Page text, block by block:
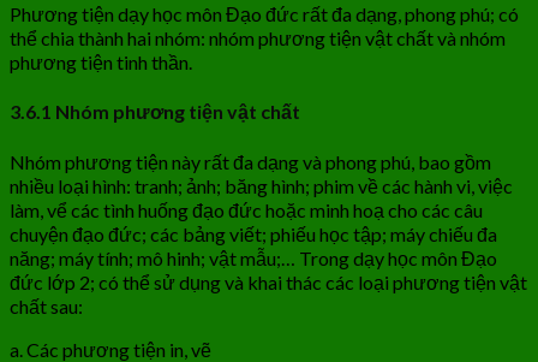
Phương tiện dạy học môn Đạo đức rất đa dạng, phong phú; có
thể chia thành hai nhóm: nhóm phương tiện vật chất và nhóm
phương tiện tinh thần.
3.6.1 Nhóm phương tiện vật chất
Nhóm phương tiện này rất đa dạng và phong phú, bao gồm
nhiều loại hình: tranh; ảnh; băng hình; phim về các hành vi, việc
làm, vể các tình huống đạo đức hoặc minh hoạ cho các câu
chuyện đạo đức; các bảng viết; phiếu học tập; máy chiếu đa
năng; máy tính; mô hinh; vật mẫu;… Trong dạy học môn Đạo
đức lớp 2; có thể sử dụng và khai thác các loại phương tiện vật
chất sau:
a. Các phương tiện in, vẽ